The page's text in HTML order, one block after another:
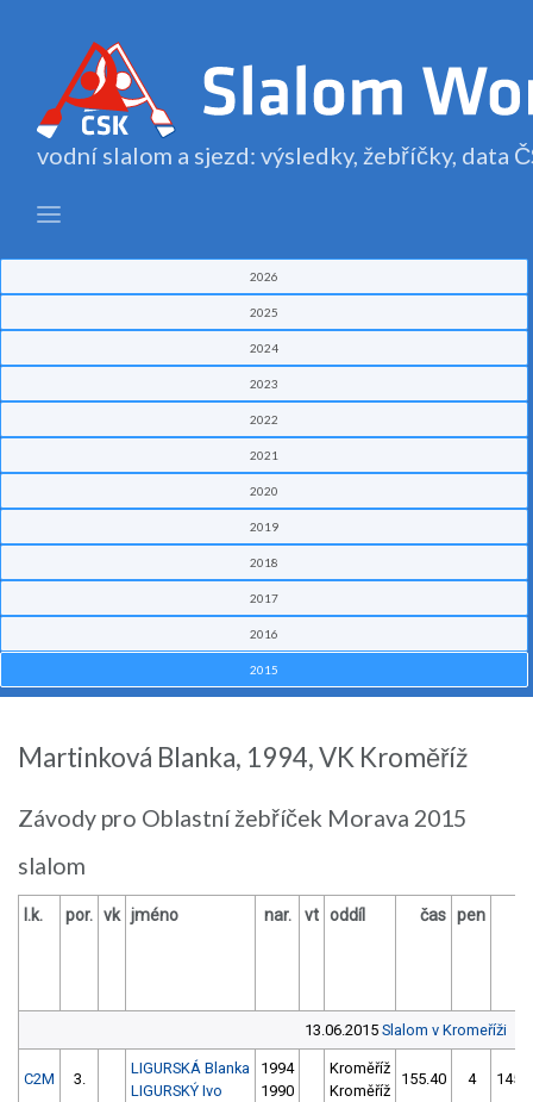
vodní slalom a sjezd: výsledky, žebříčky, data
2026
2025
2024
2023
2022
2021
2020
2019
2018
2017
2016
2015
Martinková Blanka, 1994, VK Kroměříž
Závody pro Oblastní žebříček Morava 2015
slalom
l.k. por. vk jméno nar. vt oddíl čas pen
13.06.2015 Slalom v Kromeříži
C2M 3.
LIGURSKÁ Blanka
LIGURSKÝ Ivo
1994
1990
Kroměříž
Kroměříž
155.40 4